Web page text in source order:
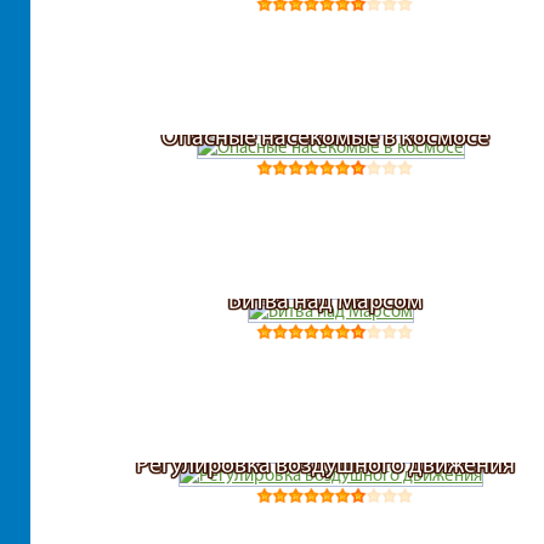
Опасные насекомые в космосе
Битва над Марсом
Регулировка воздушного движения